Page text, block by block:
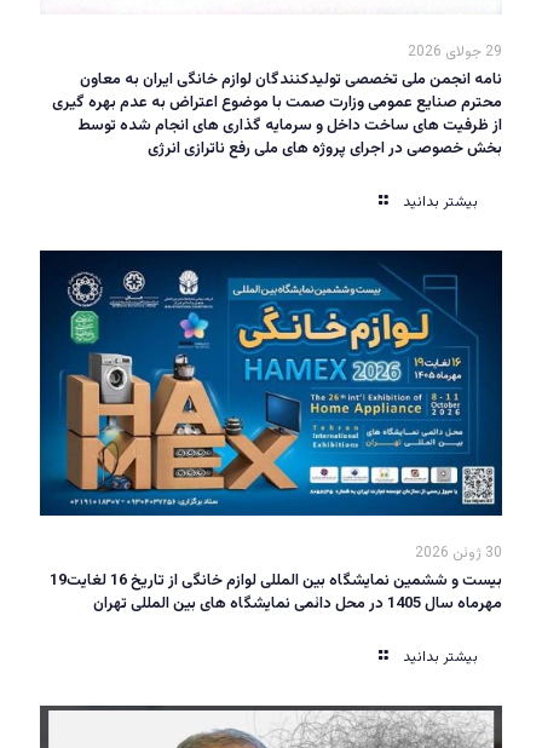
29 جولای 2026
نامه انجمن ملی تخصصی تولیدکنندگان لوازم خانگی ایران به معاون
محترم صنایع عمومی وزارت صمت با موضوع اعتراض به عدم بهره گیری
از ظرفیت های ساخت داخل و سرمایه گذاری های انجام شده توسط
بخش خصوصی در اجرای پروژه های ملی رفع ناترازی انرژی
بیشتر بدانید
30 ژوئن 2026
بیست و ششمین نمایشگاه بین المللی لوازم خانگی از تاریخ 16 لغایت19
مهرماه سال 1405 در محل دائمی نمایشگاه های بین المللی تهران
بیشتر بدانید